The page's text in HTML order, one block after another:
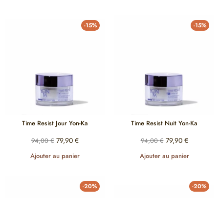
-15%
Time Resist Jour Yon-Ka
94,00€ 79,90 €
Ajouter au panier
-15%
Time Resist Nuit Yon-Ka
94,00€ 79,90 €
Ajouter au panier
-20% -20%